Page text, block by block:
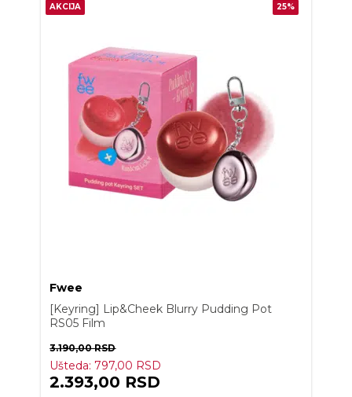
AKCIJA 25%
Fwee
[Keyring] Lip&Cheek Blurry Pudding Pot
RS05 Film
3.190,00RSD
Ušteda:797,00 RSD
2.393,00 RSD